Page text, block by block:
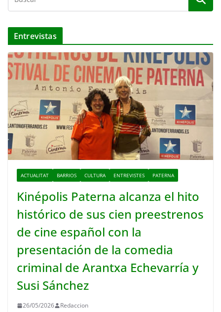
Entrevistas
ACTUALITAT BARRIOS CULTURA ENTREVISTES PATERNA
Kinépolis Paterna alcanza el hito
histórico de sus cien preestrenos
de cine español con la
presentación de la comedia
criminal de Arantxa Echevarría y
Susi Sánchez
26/05/2026 Redaccion